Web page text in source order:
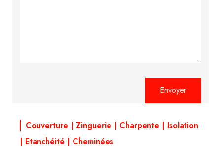
Couverture | Zinguerie | Charpente | Isolation
| Etanchéité | Cheminées